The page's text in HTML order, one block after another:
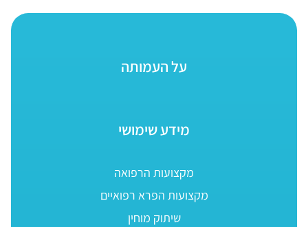
על העמותה
מידע שימושי
מקצועות הרפואה
מקצועות הפרא רפואיים
שיתוק מוחין